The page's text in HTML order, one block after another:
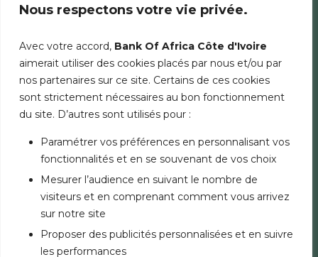
Nous respectons votre vie privée.
Avec votre accord, Bank Of Africa Côte d'Ivoire
aimerait utiliser des cookies placés par nous et/ou par
nos partenaires sur ce site. Certains de ces cookies
sont strictement nécessaires au bon fonctionnement
du site. D’autres sont utilisés pour :
Paramétrer vos préférences en personnalisant vos
fonctionnalités et en se souvenant de vos choix
Mesurer l’audience en suivant le nombre de
visiteurs et en comprenant comment vous arrivez
sur notre site
Proposer des publicités personnalisées et en suivre
les performances
RECRUTEMENT
LISTE DES COMPTES INACTIFS
NOTRE OFFRE ENTREPRISE
ASSURANCES
PLACEMENTS
OPÉRATIONS À L’INTERNATIONAL
AUTRES OFFRES BANK OF AFRICA